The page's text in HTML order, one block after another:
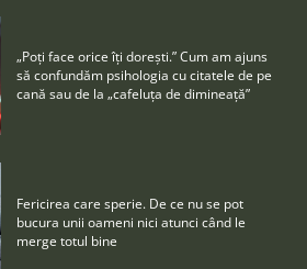
„Poţi face orice îţi doreşti.” Cum am ajuns
să confundăm psihologia cu citatele de pe
cană sau de la „cafeluţa de dimineaţă”
Fericirea care sperie. De ce nu se pot
bucura unii oameni nici atunci când le
merge totul bine